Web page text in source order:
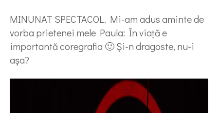
MINUNAT SPECTACOL. Mi-am adus aminte de
vorba prietenei mele Paula: În viață e
importantă coregrafia 🙂 Și-n dragoste, nu-i
așa?